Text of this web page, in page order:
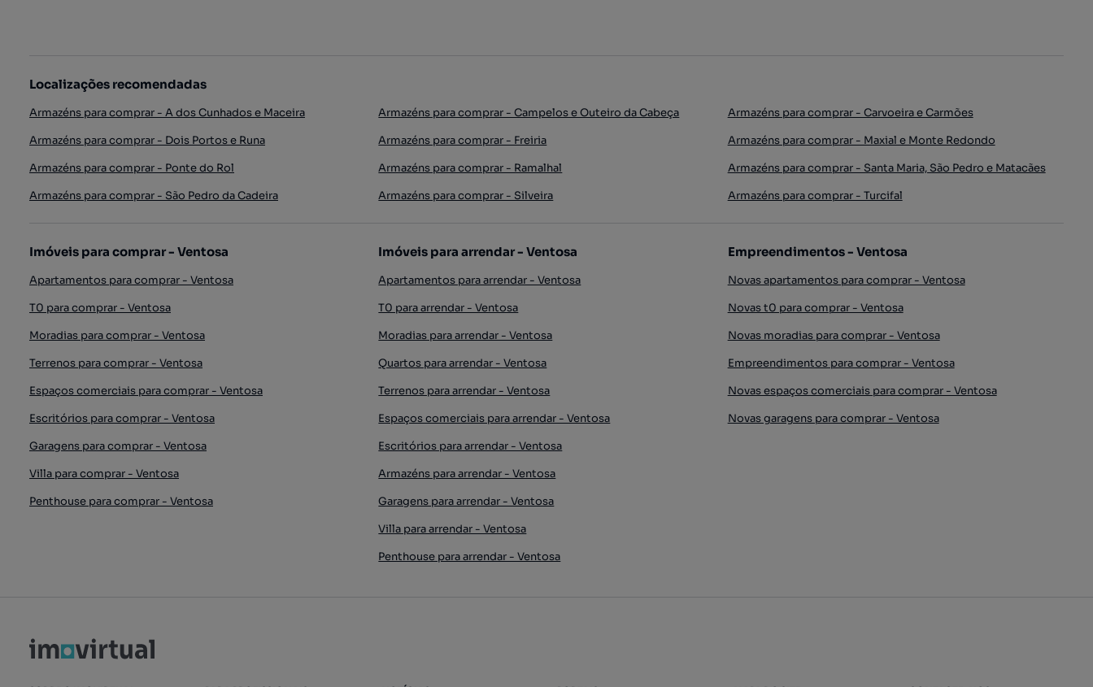
Localizações recomendadas
Armazéns para comprar - A dos Cunhados e Maceira Armazéns para comprar - Campelos e Outeiro da Cabeça
Armazéns para comprar - Carvoeira e Carmões
Armazéns para comprar - Dois Portos e Runa
Armazéns para comprar - Freiria
Armazéns para comprar - Maxial e Monte Redondo
Armazéns para comprar - Ponte do Rol
Armazéns para comprar - Ramalhal
Armazéns para comprar - Santa Maria, São Pedro e Matacães
Armazéns para comprar - São Pedro da Cadeira
Armazéns para comprar - Silveira Armazéns para comprar - Turcifal
Imóveis para comprar - Ventosa
Apartamentos para comprar - Ventosa
T0 para comprar - Ventosa
Moradias para comprar - Ventosa
Terrenos para comprar - Ventosa
Espaços comerciais para comprar - Ventosa
Escritórios para comprar - Ventosa
Garagens para comprar - Ventosa
Villa para comprar - Ventosa
Penthouse para comprar - Ventosa
Imóveis para arrendar - Ventosa
Apartamentos para arrendar - Ventosa
T0 para arrendar - Ventosa
Moradias para arrendar - Ventosa
Quartos para arrendar - Ventosa
Terrenos para arrendar - Ventosa
Espaços comerciais para arrendar - Ventosa
Escritórios para arrendar - Ventosa
Armazéns para arrendar - Ventosa
Garagens para arrendar - Ventosa
Villa para arrendar - Ventosa
Penthouse para arrendar - Ventosa
Empreendimentos - Ventosa
Novas apartamentos para comprar - Ventosa
Novas t0 para comprar - Ventosa
Novas moradias para comprar - Ventosa
Empreendimentos para comprar - Ventosa
Novas espaços comerciais para comprar - Ventosa
Novas garagens para comprar - Ventosa